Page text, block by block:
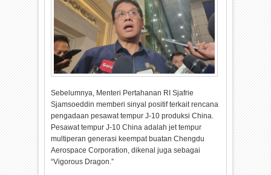
Sebelumnya, Menteri Pertahanan RI Sjafrie
Sjamsoeddin memberi sinyal positif terkait rencana
pengadaan pesawat tempur J-10 produksi China.
Pesawat tempur J-10 China adalah jet tempur
multiperan generasi keempat buatan Chengdu
Aerospace Corporation, dikenal juga sebagai
“Vigorous Dragon.”